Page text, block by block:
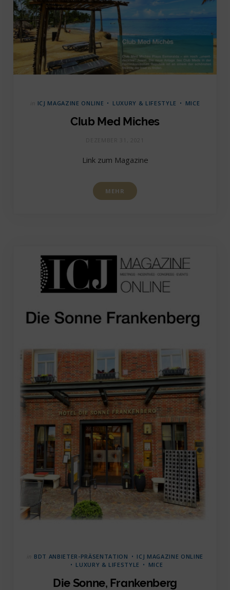
ICJ MAGAZINE ONLINE LUXURY & LIFESTYLE MICE
Club Med Miches
Link zum Magazine
MEHR
BDT ANBIETER-PRÄSENTATION
ICJ MAGAZINE ONLINE
LUXURY & LIFESTYLE
MICE
Die Sonne, Frankenberg